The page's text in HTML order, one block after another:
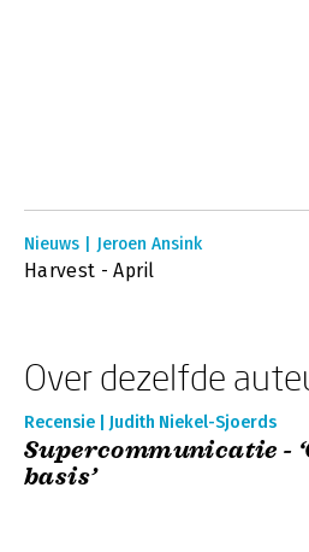
Nieuws | Jeroen Ansink
Harvest - April
Over dezelfde
Recensie | Judith Niekel-Sjoerds
Supercommunicatie -
basis’